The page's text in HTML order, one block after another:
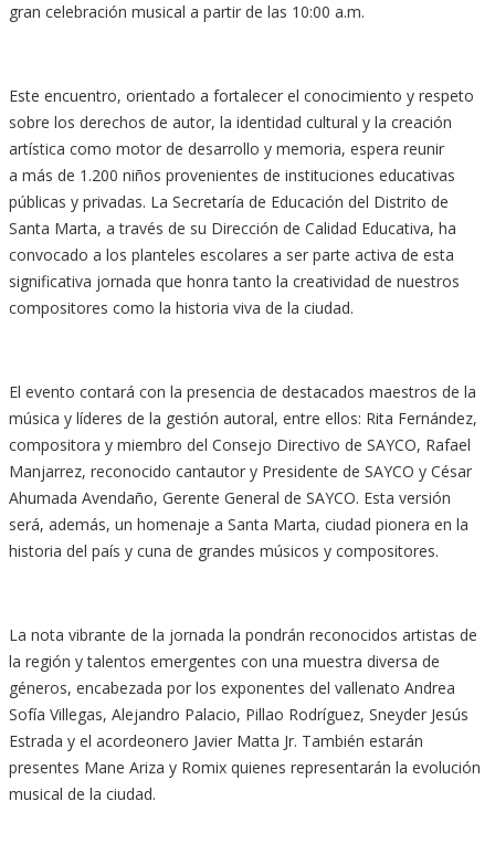
gran celebración musical a partir de las 10:00 a.m.
Este encuentro, orientado a fortalecer el conocimiento y respeto
sobre los derechos de autor, la identidad cultural y la creación
artística como motor de desarrollo y memoria, espera reunir
a más de 1.200 niños provenientes de instituciones educativas
públicas y privadas. La Secretaría de Educación del Distrito de
Santa Marta, a través de su Dirección de Calidad Educativa, ha
convocado a los planteles escolares a ser parte activa de esta
significativa jornada que honra tanto la creatividad de nuestros
compositores como la historia viva de la ciudad.
El evento contará con la presencia de destacados maestros de la
música y líderes de la gestión autoral, entre ellos: Rita Fernández,
compositora y miembro del Consejo Directivo de SAYCO, Rafael
Manjarrez, reconocido cantautor y Presidente de SAYCO y César
Ahumada Avendaño, Gerente General de SAYCO. Esta versión
será, además, un homenaje a Santa Marta, ciudad pionera en la
historia del país y cuna de grandes músicos y compositores.
La nota vibrante de la jornada la pondrán reconocidos artistas de
la región y talentos emergentes con una muestra diversa de
géneros, encabezada por los exponentes del vallenato Andrea
Sofía Villegas, Alejandro Palacio, Pillao Rodríguez, Sneyder Jesús
Estrada y el acordeonero Javier Matta Jr. También estarán
presentes Mane Ariza y Romix quienes representarán la evolución
musical de la ciudad.